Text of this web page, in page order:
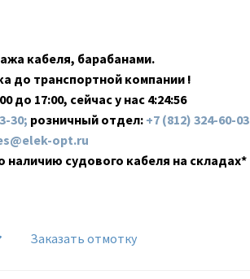
кабеля, барабанами.
до транспортной компании !
до 17:00, сейчас у нас 4:24:57
30; розничный отдел: +7 (812) 324-60-03
opt.ru
наличию судового кабеля на складах*
Заказать отмотку